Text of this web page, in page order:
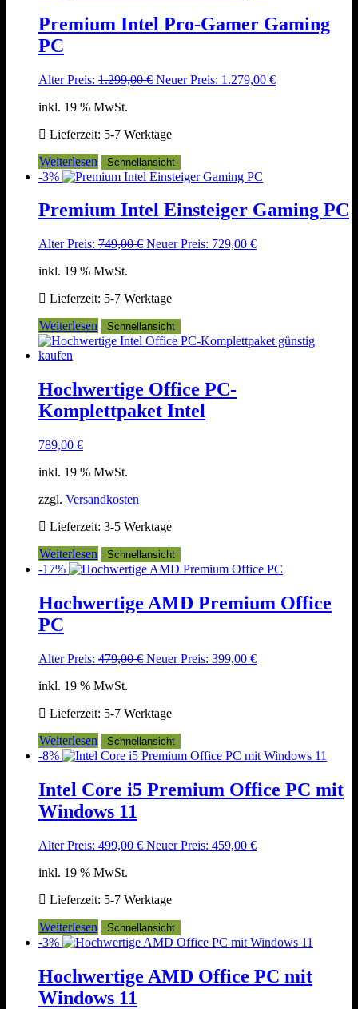
Premium Intel Pro-Gamer Gaming
PC
Alter Preis: 1.299,00€ Ursprünglicher
Neuer Preis: 1.279,00 €Aktueller
inkl. 19 % MwSt.
Lieferzeit: 5-7 Werktage
Weiterlesen
Schnellansicht
-3%
Premium Intel Einsteiger Gaming PC
Alter Preis: 749,00€ Ursprünglicher
Neuer Preis: 729,00 €Aktueller
inkl. 19 % MwSt.
Lieferzeit: 5-7 Werktage
Weiterlesen
Schnellansicht
Hochwertige Office PC-
Komplettpaket Intel
789,00 €
inkl. 19 % MwSt.
zzgl. Versandkosten
Lieferzeit: 3-5 Werktage
Weiterlesen
Schnellansicht
-17%
Hochwertige AMD Premium Office
PC
Alter Preis: 479,00€ Ursprünglicher
Neuer Preis: 399,00 €Aktueller
inkl. 19 % MwSt.
Lieferzeit: 5-7 Werktage
Weiterlesen
Schnellansicht
-8%
Intel Core i5 Premium Office PC mit
Windows 11
Alter Preis: 499,00€ Ursprünglicher
Neuer Preis: 459,00 €Aktueller
inkl. 19 % MwSt.
Lieferzeit: 5-7 Werktage
Weiterlesen
Schnellansicht
-3%
Hochwertige AMD Office PC mit
Windows 11